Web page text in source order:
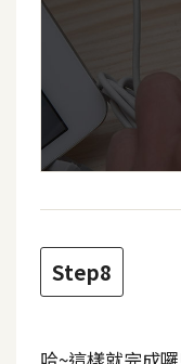
U
R
W
D
後
端
Step8